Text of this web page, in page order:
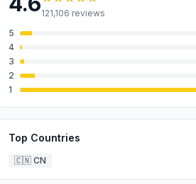
121,106 reviews
5
4
3
2
1
Top Countries
🇨🇳 CN